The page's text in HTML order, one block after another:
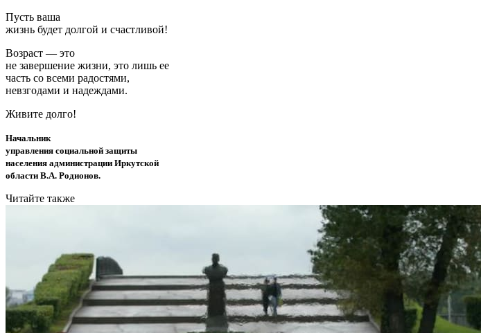
Пусть ваша
жизнь будет долгой и счастливой!
Возраст — это
не завершение жизни, это лишь ее
часть со всеми радостями,
невзгодами и надеждами.
Живите долго!
Начальник
управления социальной защиты
населения администрации Иркутской
области В.А. Родионов.
Читайте также